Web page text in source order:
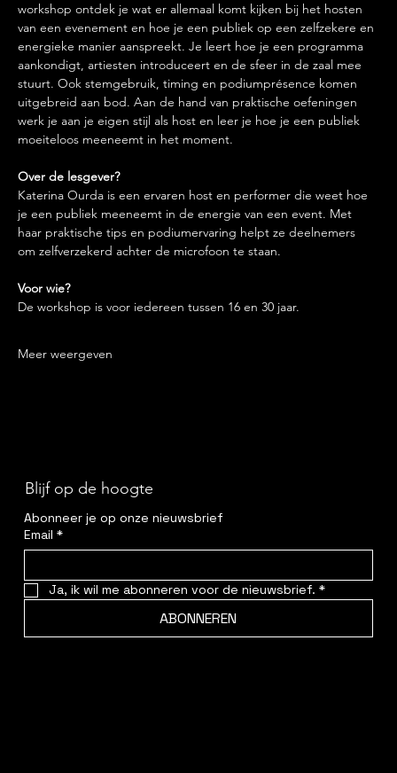
workshop ontdek je wat er allemaal komt kijken bij het hosten
van een evenement en hoe je een publiek op een zelfzekere en
energieke manier aanspreekt. Je leert hoe je een programma
aankondigt, artiesten introduceert en de sfeer in de zaal mee
stuurt. Ook stemgebruik, timing en podiumprésence komen
uitgebreid aan bod. Aan de hand van praktische oefeningen
werk je aan je eigen stijl als host en leer je hoe je een publiek
moeiteloos meeneemt in het moment.
Over de lesgever?
Katerina Ourda is een ervaren host en performer die weet hoe
je een publiek meeneemt in de energie van een event. Met
haar praktische tips en podiumervaring helpt ze deelnemers
om zelfverzekerd achter de microfoon te staan.
Voor wie?
De workshop is voor iedereen tussen 16 en 30 jaar.
Meer weergeven
Blijf op de hoogte
Abonneer je op onze nieuwsbrief
Email *
Ja, ik wil me abonneren voor de nieuwsbrief. *
ABONNEREN